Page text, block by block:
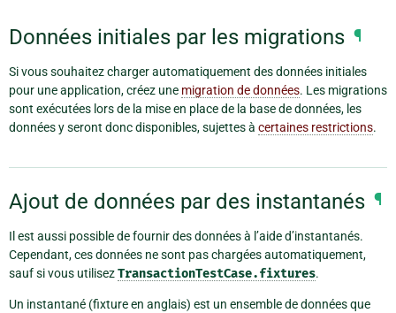
Données initiales par les migrations ¶
Si vous souhaitez charger automatiquement des données initiales
pour une application, créez une migration de données. Les migrations
sont exécutées lors de la mise en place de la base de données, les
données y seront donc disponibles, sujettes à certaines restrictions.
Ajout de données par des instantanés ¶
Il est aussi possible de fournir des données à l’aide d’instantanés.
Cependant, ces données ne sont pas chargées automatiquement,
sauf si vous utilisezTransactionTestCase.fixtures.
Un instantané (fixture en anglais) est un ensemble de données que